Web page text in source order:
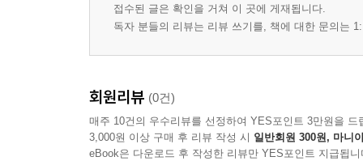
접수된 글은 확인을 거쳐 이 곳에 게재됩니다.
독자 분들의 리뷰는 리뷰 쓰기를, 책에 대한 문의는
회원리뷰 (0건)
매주 10건의 우수리뷰를 선정하여 YES포인트 3만원을 드
3,000원 이상 구매 후 리뷰 작성 시 일반회원 300원, 마니
eBook은 다운로드 후 작성한 리뷰만 YES포인트 지급됩니